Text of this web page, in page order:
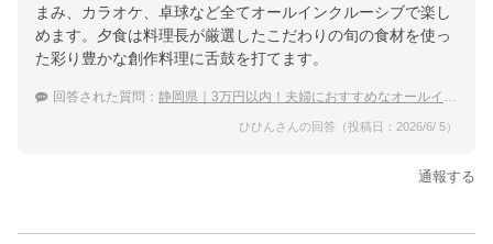
まみ、カラオケ、卓球など全てオールインクルーシブで楽し
めます。夕食は料理長が厳選したこだわりの旬の食材を使っ
た彩り豊かな創作料理に舌鼓を打てます。
回答された質問： 静岡県｜3万円以内！夫婦におすすめなオールインクルーシブで格安の宿は？
ひひんさんの回答（投稿日：2026/6/ 5）
通報する